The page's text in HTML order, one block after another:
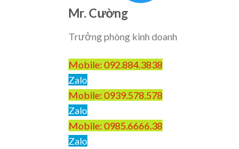
Mr. Cường
Trưởng phòng kinh doanh
Mobile: 092.884.3838
Zalo
Mobile: 0939.578.578
Zalo
Mobile: 0985.6666.38
Zalo